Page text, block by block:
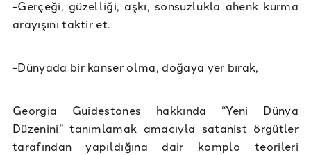
-Gerçeği, güzelliği, aşkı, sonsuzlukla ahenk kurma
arayışını taktir et.
-Dünyada bir kanser olma, doğaya yer bırak,
Georgia Guidestones hakkında “Yeni Dünya
Düzenini” tanımlamak amacıyla satanist örgütler
tarafından yapıldığına dair komplo teorileri